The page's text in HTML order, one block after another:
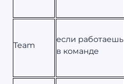
Team
если работаешь
в команде